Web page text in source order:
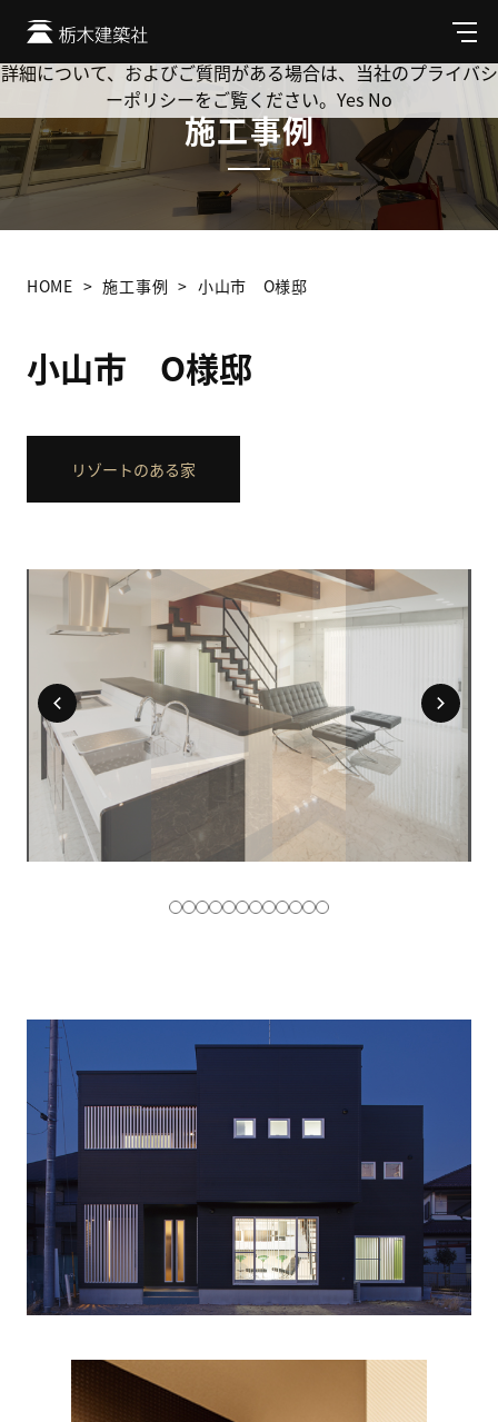
メ
ニ
ュ
施工事例
HOME 施工事例 小山市 O様邸
小山市 O様邸
リゾートのある家
Cookie を使用して、お客様の活動を追跡してもよろしいです
か? 当社ではお客様のプライバシーを極めて重視しています。
詳細について、およびご質問がある場合は、当社のプライバシ
ーポリシーをご覧ください。 Yes No